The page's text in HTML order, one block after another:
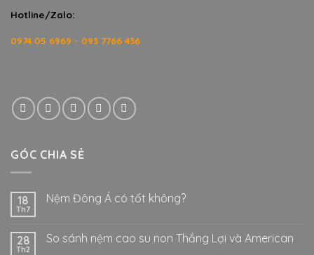
Hotline/Zalo:
0974 05 6969 - 093 7766 436
GÓC CHIA SẺ
18
Th7
Nệm Đông Á có tốt không?
28
Th2
So sánh nệm cao su non Thắng Lợi và American